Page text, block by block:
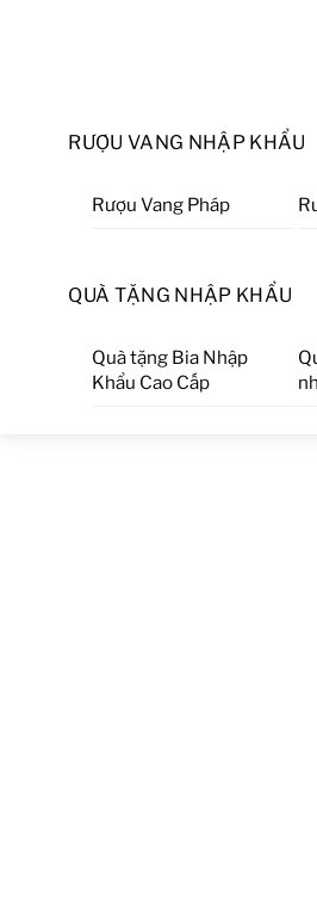
RƯỢU VANG NHẬP KHẨU
Rượu Vang Pháp
QUÀ TẶNG NHẬP KHẨU
Quà tặng Bia Nhập
Khẩu Cao Cấp